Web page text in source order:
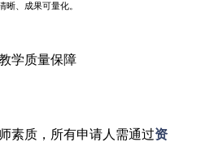
晰、成果可量化。
学质量保障
素质，所有申请人需通过资